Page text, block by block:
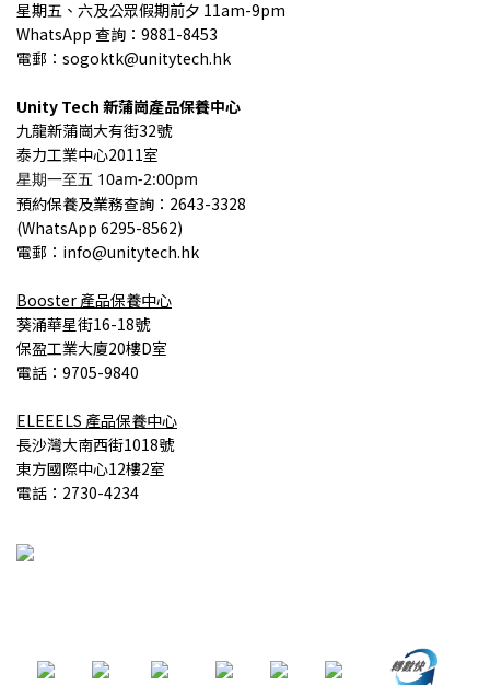
星期五、六及公眾假期前夕 11am-9pm
WhatsApp 查詢：9881-8453
電郵：sogoktk@unitytech.hk
Unity Tech 新蒲崗產品保養中心
九龍新蒲崗大有街32號
泰力工業中心2011室
星期一至五 10am-2:00pm
預約保養及業務查詢 ：2643-3328
(WhatsApp 6295-8562)
電郵：info@unitytech.hk
Booster 產品保養中心
葵涌華星街16-18號
保盈工業大廈20樓D室
電話：9705-9840
ELEEELS 產品保養中心
長沙灣大南西街1018號
東方國際中心12樓2室
電話：2730-4234